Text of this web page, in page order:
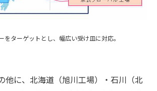
をターゲットとし、幅広い受け皿に対応。
他に、北海道（旭川工場）・石川（北